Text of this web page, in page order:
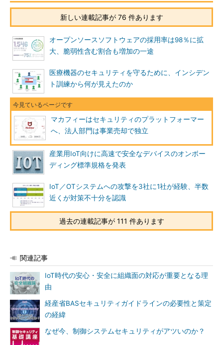
新しい連載記事が 76 件あります
オープンソースソフトウェアの採用率は98％に拡
大、脆弱性含む割合も増加の一途
医療機器のセキュリティを守るために、インシデン
ト訓練から何が見えたのか
マカフィーはセキュリティのプラットフォーマー
へ、法人部門は事業売却で独立
産業用IoT向けに高速で安全なデバイスのオンボー
ディング標準規格を発表
IoT／OTシステムへの攻撃を3社に1社が経験、半数
近くが対策不十分を認識
過去の連載記事が 111 件あります
関連記事
IoT時代の安心・安全に組織面の対応が重要となる理
由
経産省BASセキュリティガイドラインの必要性と策定
の経緯
なぜ今、制御システムセキュリティがアツいのか？